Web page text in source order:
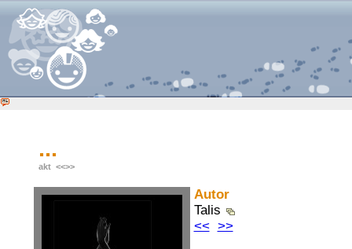
...
akt <<>>
Autor
Talis
<< >>